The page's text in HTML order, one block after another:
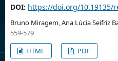
DOI: https://doi.org/10.19135/
Bruno Miragem, Ana Lúcia Seifriz
559-579
HTML
PDF